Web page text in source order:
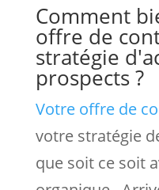
Comment
offre de
stratégie
prospects ?
Votre offre de
votre stratégie
que soit ce soit